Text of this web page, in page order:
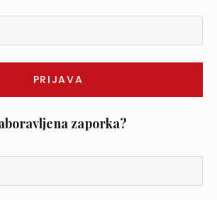
zaporka?